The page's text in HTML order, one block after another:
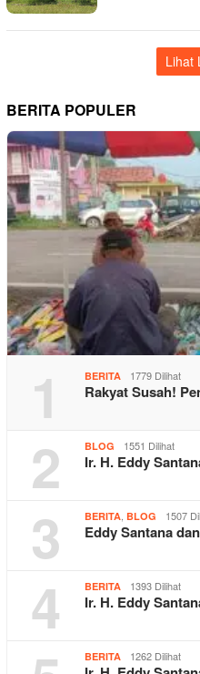
Lihat
BERITA POPULER
1 BERITA 1779 Dilihat
Rakyat Susah!
2 BLOG 1551 Dilihat
Ir. H. Eddy
3 BERITA BLOG 1507
Eddy Santana
4 BERITA 1393 Dilihat
Ir. H. Eddy
BERITA 1262 Dilihat